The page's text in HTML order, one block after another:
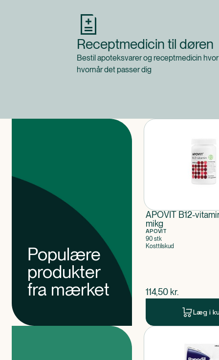
Receptmedicin til døren
Bestil apoteksvarer og receptmedicin
hvornår det passer dig
Populære
produkter
fra mærket
APOVIT B12-
mikg
APOVIT
90 stk
Kosttilskud
$nuværende pris
114,50 kr.
Læg i